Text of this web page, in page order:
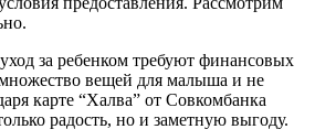
за ребенком требуют финансовых
вещей для малыша и не
карте “Халва” от Совкомбанка
радость, но и заметную выгоду.